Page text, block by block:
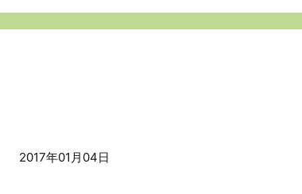
2017年01月04日